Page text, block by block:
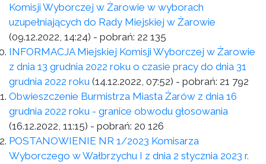
Komisji Wyborczej w Żarowie w wyborach
uzupełniających do Rady Miejskiej w Żarowie
(09.12.2022, 14:24) - pobrań: 22 135
INFORMACJA Miejskiej Komisji Wyborczej w Żarowie
z dnia 13 grudnia 2022 roku o czasie pracy do dnia 31
grudnia 2022 roku (14.12.2022, 07:52) - pobrań: 21 792
Obwieszczenie Burmistrza Miasta Żarów z dnia 16
grudnia 2022 roku - granice obwodu głosowania
(16.12.2022, 11:15) - pobrań: 20 126
POSTANOWIENIE NR 1/2023 Komisarza
Wyborczego w Wałbrzychu I z dnia 2 stycznia 2023 r.